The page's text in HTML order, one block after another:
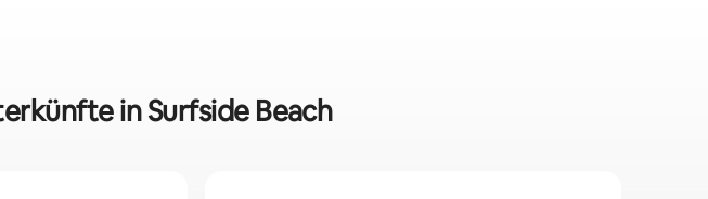
in Surfside Beach